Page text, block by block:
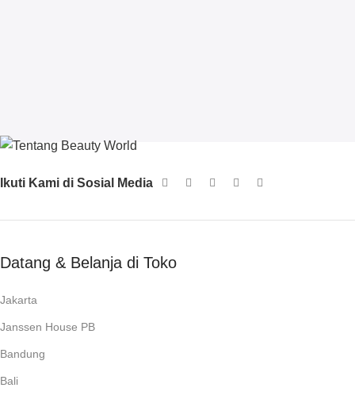
Ikuti Kami di Sosial Media
Datang & Belanja di Toko
Jakarta
Janssen House PB
Bandung
Bali